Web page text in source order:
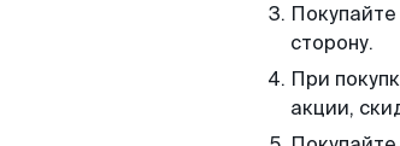
сторону.
При
акции,